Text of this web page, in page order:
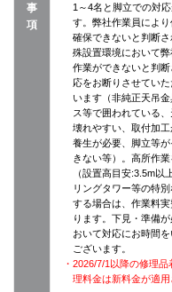
事
項
1～4名と脚立での対
す。弊社作業員によ
確保できないと判断
殊設置環境において
作業ができないと判
応をお断りさせてい
います（非純正天吊
ス等で囲われている
壊れやすい、取付加
養生が必要、脚立等
きない等）。高所作
（設置高目安:3.5m以
リングタワー等の特
する場合は、作業料
ります。下見・準備
おいて対応にお時間
ございます。
・2026/7/1以降の修理
理料金は新料金が適用